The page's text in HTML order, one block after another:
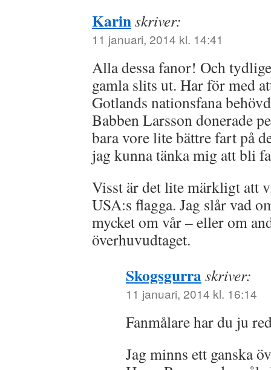
Karinskriver:
11 januari, 2014 kl. 14:41
Alla dessa fanor! Och
gamla slits ut. Har för med
Gotlands nationsfana
Babben Larsson donerade
bara vore lite bättre fart på
jag kunna tänka mig att bli
Visst är det lite märkligt att
USA:s flagga. Jag slår vad
mycket om vår – eller om
överhuvudtaget.
Skogsgurraskriver:
11 januari, 2014 kl. 16:14
Fanmålare har du ju
Jag minns ett ganska